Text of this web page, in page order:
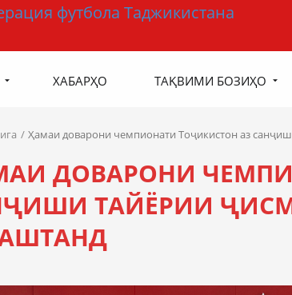
ХАБАРҲО ТАҚВИМИ БОЗИҲО
Ҳамаи доварони чемпионати Тоҷикистон аз
ДОВАРОНИ
ТАЙЁРИИ